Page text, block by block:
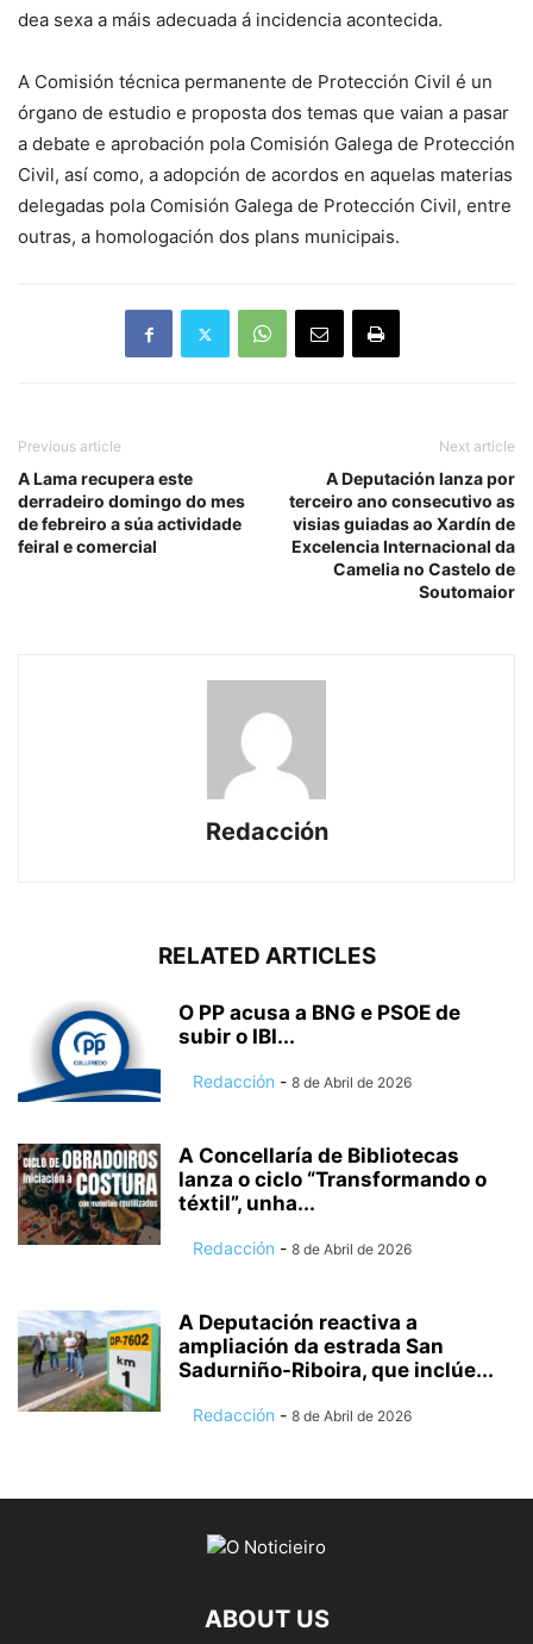
dea sexa a máis adecuada á incidencia acontecida.
A Comisión técnica permanente de Protección Civil é un
órgano de estudio e proposta dos temas que vaian a pasar
a debate e aprobación pola Comisión Galega de Protección
Civil, así como, a adopción de acordos en aquelas materias
delegadas pola Comisión Galega de Protección Civil, entre
outras, a homologación dos plans municipais.
Previous article
A Lama recupera este
derradeiro domingo do mes
de febreiro a súa actividade
feiral e comercial
Next article
A Deputación lanza por
terceiro ano consecutivo as
visias guiadas ao Xardín de
Excelencia Internacional da
Camelia no Castelo de
Soutomaior
Redacción
RELATED ARTICLES
O PP acusa a BNG e PSOE de
subir o IBI...
Redacción - 8 de Abril de 2026
A Concellaría de Bibliotecas
lanza o ciclo “Transformando o
téxtil”, unha...
Redacción - 8 de Abril de 2026
A Deputación reactiva a
ampliación da estrada San
Sadurniño-Riboira, que inclúe...
Redacción - 8 de Abril de 2026
ABOUT US